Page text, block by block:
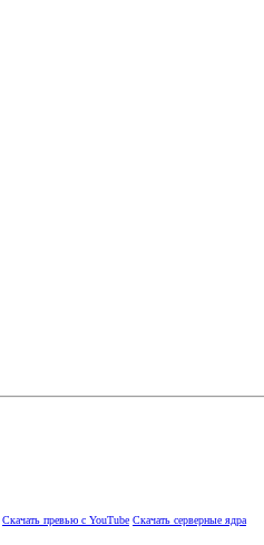
Скачать превью с YouTube Скачать серверные ядра